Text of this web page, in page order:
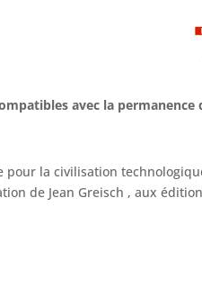
avec la
la civilisation
de Jean Greisch , aux